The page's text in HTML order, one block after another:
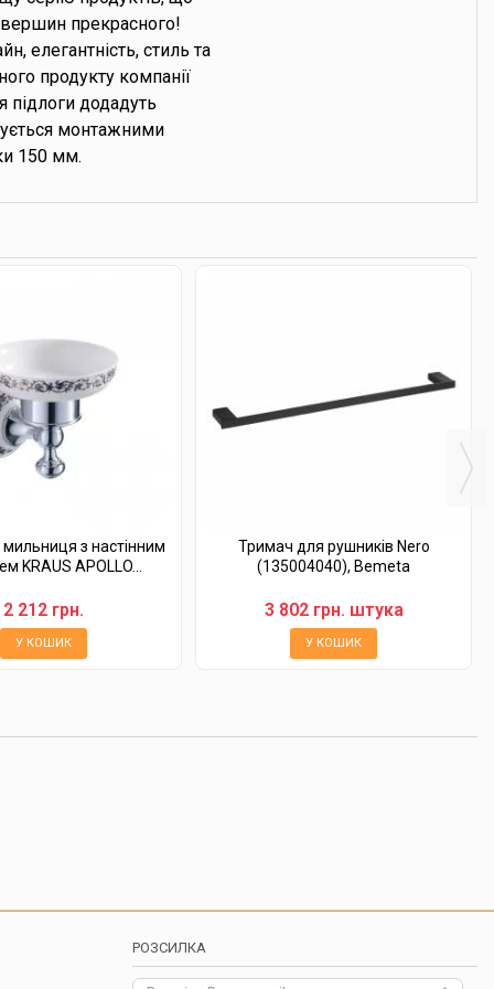
вершин прекрасного!
елегантність, стиль та
продукту компанії
підлоги додадуть
монтажними
150 мм.
мильниця з настінним
KRAUS APOLLO...
2 212 грн.
У КОШИК
Тримач для рушників Nero
(135004040), Bemeta
3 802 грн. штука
У КОШИК
РОЗСИЛКА